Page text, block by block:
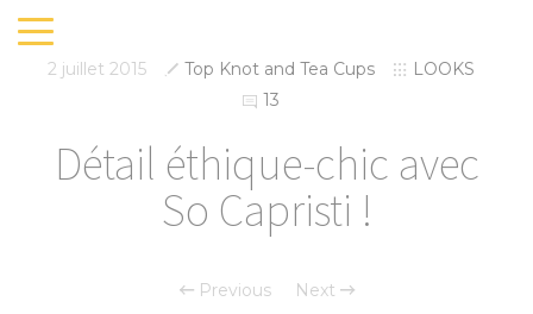
2 juillet 2015 Top Knot and Tea Cups
LOOKS
13
Détail éthique-chic avec
So Capristi !
Previous Next